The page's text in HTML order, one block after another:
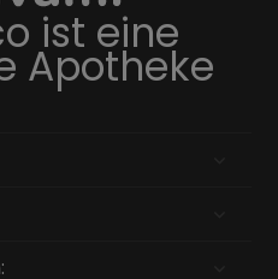
ist eine
Apotheke